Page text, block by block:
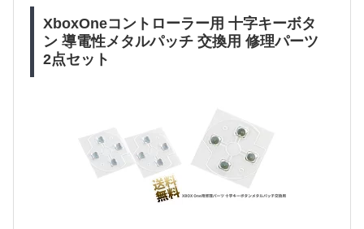
XboxOneコントローラー用 十字キーボタ
ン 導電性メタルパッチ 交換用 修理パーツ
2点セット